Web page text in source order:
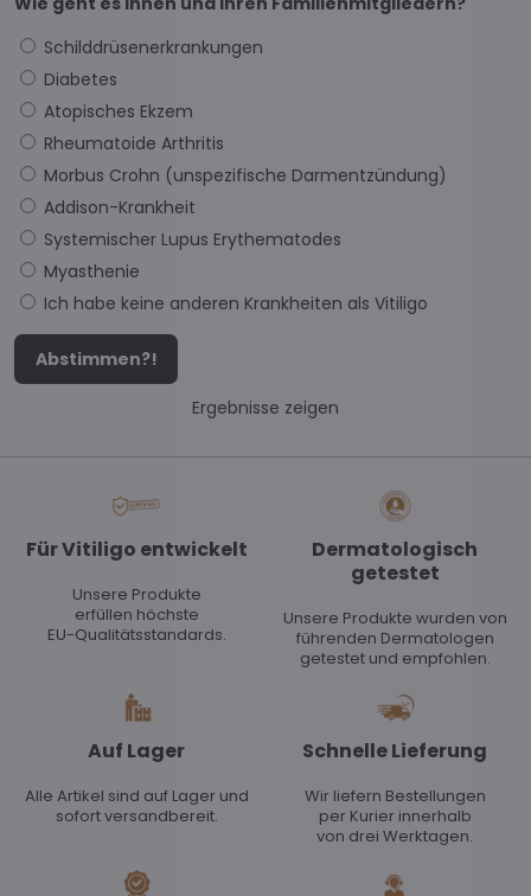
Schilddrüsenerkrankungen
Diabetes
Atopisches Ekzem
Rheumatoide Arthritis
Morbus Crohn (unspezifische Darmentzündung)
Addison-Krankheit
Systemischer Lupus Erythematodes
Myasthenie
Ich habe keine anderen Krankheiten als Vitiligo
Abstimmen?!
Ergebnisse zeigen
Für Vitiligo entwickelt
Unsere Produkte
erfüllen höchste
EU-Qualitätsstandards.
Dermatologisch
getestet
Unsere Produkte wurden von
führenden Dermatologen
getestet und empfohlen.
Auf Lager
Alle Artikel sind auf Lager und
sofort versandbereit.
Schnelle Lieferung
Wir liefern Bestellungen
per Kurier innerhalb
von drei Werktagen.